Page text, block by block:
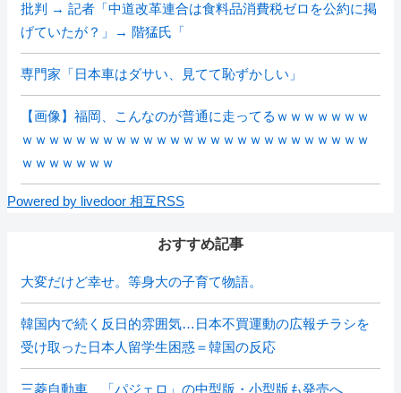
批判 → 記者「中道改革連合は食料品消費税ゼロを公約に掲
げていたが？」→ 階猛氏「
専門家「日本車はダサい、見てて恥ずかしい」
【画像】福岡、こんなのが普通に走ってるｗｗｗｗｗｗｗ
ｗｗｗｗｗｗｗｗｗｗｗｗｗｗｗｗｗｗｗｗｗｗｗｗｗｗ
ｗｗｗｗｗｗｗ
Powered by livedoor 相互RSS
おすすめ記事
大変だけど幸せ。等身大の子育て物語。
韓国内で続く反日的雰囲気…日本不買運動の広報チラシを
受け取った日本人留学生困惑＝韓国の反応
三菱自動車、「パジェロ」の中型版・小型版も発売へ